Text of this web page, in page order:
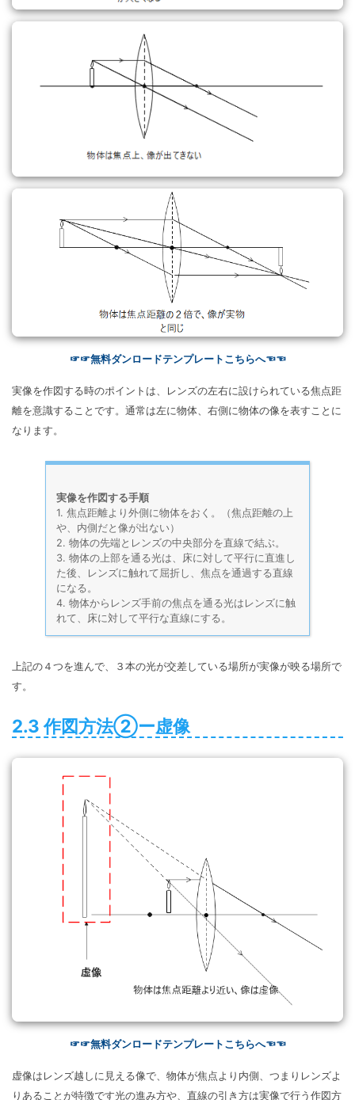
☞☞無料ダンロードテンプレートこちらへ☜☜
実像を作図する時のポイントは、レンズの左右に設けられている焦点距
離を意識することです。通常は左に物体、右側に物体の像を表すことに
なります。
実像を作図する手順
1. 焦点距離より外側に物体をおく。（焦点距離の上
や、内側だと像が出ない）
2. 物体の先端とレンズの中央部分を直線で結ぶ。
3. 物体の上部を通る光は、床に対して平行に直進し
た後、レンズに触れて屈折し、焦点を通過する直線
になる。
4. 物体からレンズ手前の焦点を通る光はレンズに触
れて、床に対して平行な直線にする。
上記の４つを進んで、３本の光が交差している場所が実像が映る場所で
す。
2.3 作図方法②ー虚像
☞☞無料ダンロードテンプレートこちらへ☜☜
虚像はレンズ越しに見える像で、物体が焦点より内側、つまりレンズよ
りあることが特徴です光の進み方や、直線の引き方は実像で行う作図方